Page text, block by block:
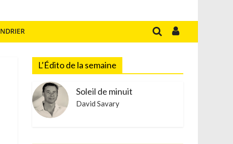
L’Édito de la semaine
Soleil de minuit
David Savary